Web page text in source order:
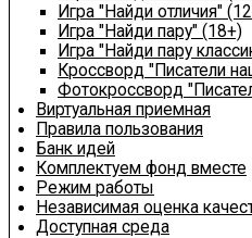
Игра "Найди отличия"
Игра "Найди пару" (18+)
Игра "Найди пару
Кроссворд "Писатели
Фотокроссворд
Виртуальная приемная
Правила пользования
Банк идей
Комплектуем фонд вместе
Режим работы
Независимая оценка
Доступная среда